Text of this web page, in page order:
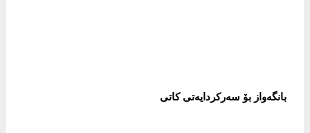
بانگەواز بۆ سەركردایەتی كاتی